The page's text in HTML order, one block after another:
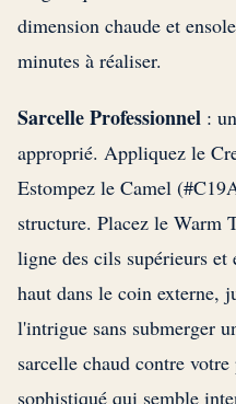
dimension chaude et
minutes à réaliser.
Sarcelle Professionnel :
approprié. Appliquez le
Estompez le Camel
structure. Placez le Warm
ligne des cils supérieurs et
haut dans le coin externe,
l'intrigue sans submerger
sarcelle chaud contre
sophistiqué qui semble